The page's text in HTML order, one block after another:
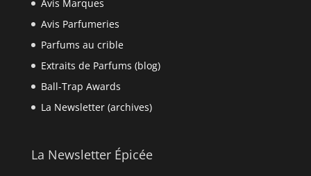
Avis Marques
Avis Parfumeries
Parfums au crible
Extraits de Parfums (blog)
Ball-Trap Awards
La Newsletter (archives)
La Newsletter Épicée